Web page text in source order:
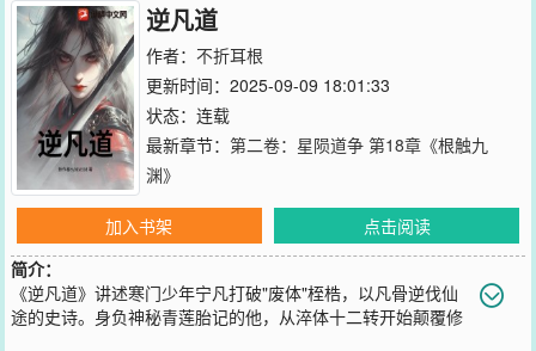
逆凡道
作者： 不折耳根
更新时间：2025-09-09 18:01:33
状态：连载
最新章节： 第二卷：星陨道争 第18章《根触九
渊》
加入书架
点击阅读
简介：
《逆凡道》讲述寒门少年宁凡打破"废体"桎梏，以凡骨逆伐仙
途的史诗。身负神秘青莲胎记的他，从淬体十二转开始颠覆修